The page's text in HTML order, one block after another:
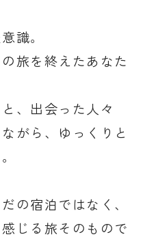
識。
旅を終えたあなた
、出会った人々
がら、ゆっくりと
の宿泊ではなく、
じる旅そのもので